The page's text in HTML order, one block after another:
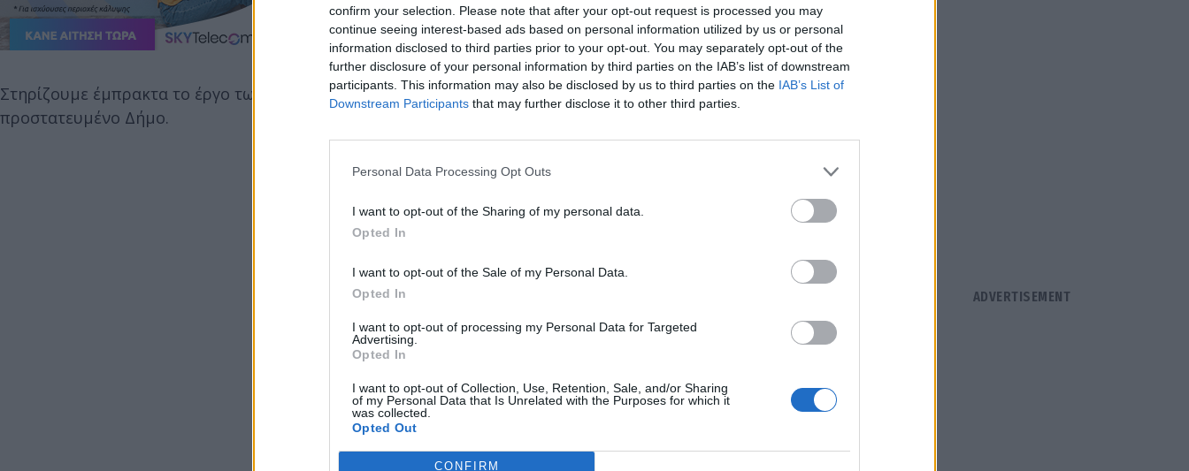
confirm your selection. Please note that after your opt-out request is processed you may
continue seeing interest-based ads based on personal information utilized by us or personal
information disclosed to third parties prior to your opt-out. You may separately opt-out of the
further disclosure of your personal information by third parties on the IAB’s list of downstream
participants. This information may also be disclosed by us to third parties on the IAB’s List of
Downstream Participants that may further disclose it to other third parties.
Personal Data Processing Opt Outs
I want to opt-out of the Sharing of my personal data.
Opted In
I want to opt-out of the Sale of my Personal Data.
Opted In
I want to opt-out of processing my Personal Data for Targeted
Advertising.
Opted In
I want to opt-out of Collection, Use, Retention, Sale, and/or Sharing
of my Personal Data that Is Unrelated with the Purposes for which it
was collected.
Opted Out
CONFIRM
Στηρίζουμε έμπρακτα το έργο των πυροσβεστών και ενισχύουμε την κοινή μας προσπάθεια για έναν ασφαλή και
προστατευμένο Δήμο.